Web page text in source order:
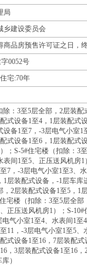
局
乡建设委员会
商品房预售许可证之日，
0052号
宅:70年
除：3至5层全部，2层装
式设备1至4，1层装配式
设备1至7，-3层电气小室
式设备1至6，1层装配式
；S-5#住宅楼（扣除：3
表间1至5、正压送风机房
7，-3层电气小室1至3、
1层装配式设备，-1层车
，2层装配式设备1至5，1
宅楼（扣除：3至5层全
正压送风机房1）；S-
电气小室1至4、水表间1
11，-3层电气小室1至5
式设备1至16，7层装配
，3层装配式设备1至16
）